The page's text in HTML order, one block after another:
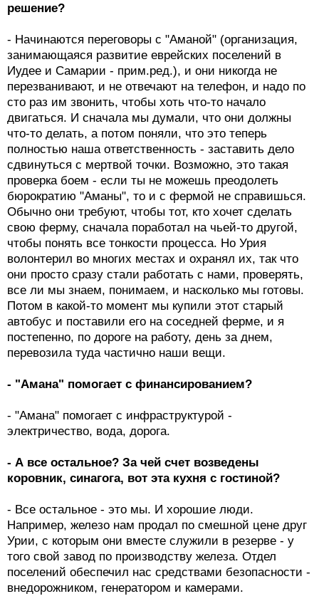
решение?
- Начинаются переговоры с "Аманой" (организация,
занимающаяся развитие еврейских поселений в
Иудее и Самарии - прим.ред.), и они никогда не
перезванивают, и не отвечают на телефон, и надо по
сто раз им звонить, чтобы хоть что-то начало
двигаться. И сначала мы думали, что они должны
что-то делать, а потом поняли, что это теперь
полностью наша ответственность - заставить дело
сдвинуться с мертвой точки. Возможно, это такая
проверка боем - если ты не можешь преодолеть
бюрократию "Аманы", то и с фермой не справишься.
Обычно они требуют, чтобы тот, кто хочет сделать
свою ферму, сначала поработал на чьей-то другой,
чтобы понять все тонкости процесса. Но Урия
волонтерил во многих местах и охранял их, так что
они просто сразу стали работать с нами, проверять,
все ли мы знаем, понимаем, и насколько мы готовы.
Потом в какой-то момент мы купили этот старый
автобус и поставили его на соседней ферме, и я
постепенно, по дороге на работу, день за днем,
перевозила туда частично наши вещи.
- "Амана" помогает с финансированием?
- "Амана" помогает с инфраструктурой -
электричество, вода, дорога.
- А все остальное? За чей счет возведены
коровник, синагога, вот эта кухня с гостиной?
- Все остальное - это мы. И хорошие люди.
Например, железо нам продал по смешной цене друг
Урии, с которым они вместе служили в резерве - у
того свой завод по производству железа. Отдел
поселений обеспечил нас средствами безопасности -
внедорожником, генератором и камерами.